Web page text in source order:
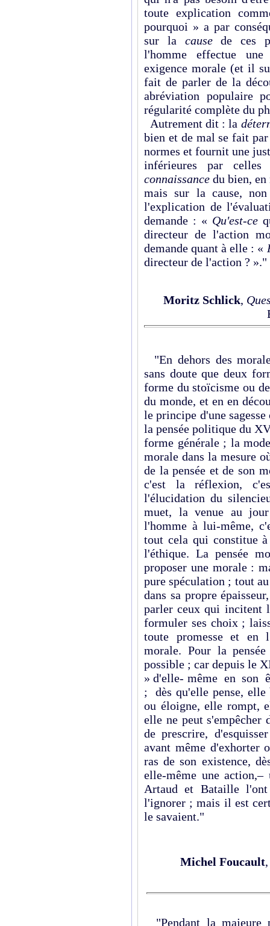
toute explication
pourquoi » a par
sur la causede ces
l'homme effectue
exigence morale (et il
fait de parler de la
abréviation populaire
régularité complète du
Autrement dit : la
bien et de mal se fait
normes et fournit une
inférieures par
connaissance du bien, en
mais sur la cause,
l'explication de
demande : « Qu'est-ce
directeur de l'action
demande quant à elle : «
directeur de l'action ? »."
Moritz Schlick,
"En dehors des
sans doute que deux
forme du stoïcisme ou
du monde, et en en
le principe d'une
la pensée politique du
forme générale ; la
morale dans la mesure
de la pensée et de son
c'est la réflexion,
l'élucidation du
muet, la venue au
l'homme à lui-même,
tout cela qui constitue
l'éthique. La pensée
proposer une morale :
pure spéculation ; tout
dans sa propre
parler ceux qui incitent
formuler ses choix ;
toute promesse et en
morale. Pour la
possible ; car depuis le
» d'elle- même en son
; dès qu'elle pense, elle
ou éloigne, elle rompt,
elle ne peut s'empêcher
de prescrire,
avant même d'exhorter
ras de son existence,
elle-même une action,–
Artaud et Bataille
l'ignorer ; mais il est
le savaient."
Michel Foucault
"Pendant la majeure